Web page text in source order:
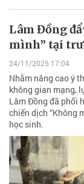
Lâm Đồng
mình” tại
24/11/2025 17:04
Nhằm nâng cao ý
không gian mạng,
Lâm Đồng đã phối
chiến dịch “Không
học sinh.